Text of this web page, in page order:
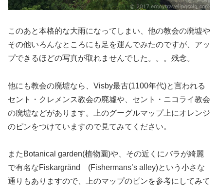
このあと本格的な大雨になってしまい、他の教会の廃墟や
その他いろんなところにも足を運んでみたのですが、アッ
プできるほどの写真が取れませんでした。。。残念。
他にも教会の廃墟なら、Visby最古(1100年代)と言われる
セント・クレメンス教会の廃墟や、セント・ニコライ教会
の廃墟などがあります。上のグーグルマップ上にオレンジ
のピンをつけていますので見てみてください。
またBotanical garden(植物園)や、その近くにバラが綺麗
で有名なFiskargränd (Fishermans’s alley)という小さな
通りもありますので、上のマップのピンを参考にしてみて